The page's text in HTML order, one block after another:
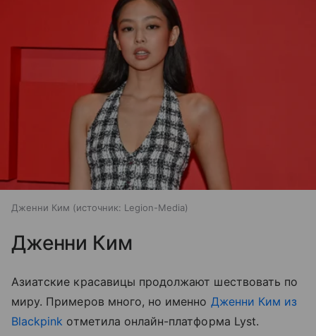
Дженни Ким источник: Legion-Media
Дженни Ким
Азиатские красавицы продолжают шествовать по
миру. Примеров много, но именно Дженни Ким из
Blackpink отметила онлайн-платформа Lyst.